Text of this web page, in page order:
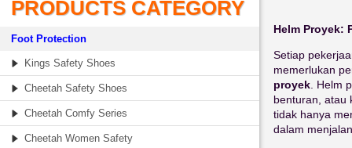
PRODUCTS CATEGORY
Foot Protection
Kings Safety Shoes
Cheetah Safety Shoes
Cheetah Comfy Series
Cheetah Women Safety
Helm Proyek:
Setiap
memerlukan
proyek . Helm
benturan, atau
tidak hanya
dalam